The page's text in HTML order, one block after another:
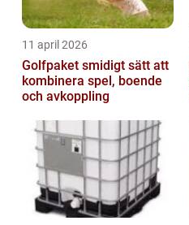
11 april 2026
Golfpaket smidigt sätt att
kombinera spel, boende
och avkoppling